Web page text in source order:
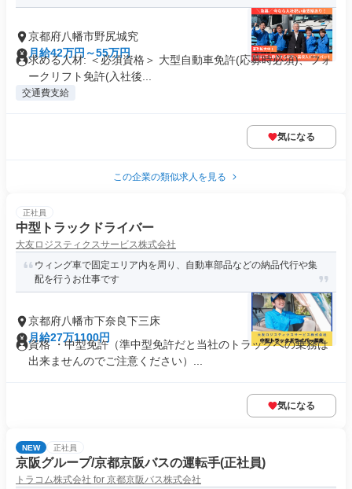
京都府八幡市野尻城究
月給42万円～55万円
求める人材: ＜必須資格＞ 大型自動車免許(応募時必須)、フォ
ークリフト免許(入社後...
交通費支給
気になる
この企業の類似求人を見る
正社員
中型トラックドライバー
大友ロジスティクスサービス株式会社
ウィング車で固定エリア内を周り、自動車部品などの納品代行や集
配を行うお仕事です
京都府八幡市下奈良下三床
月給27万1100円
資格 ・中型免許（準中型免許だと当社のトラックへの乗務は
出来ませんのでご注意ください）...
気になる
NEW 正社員
京阪グループ/京都京阪バスの運転手(正社員)
トラコム株式会社 for 京都京阪バス株式会社